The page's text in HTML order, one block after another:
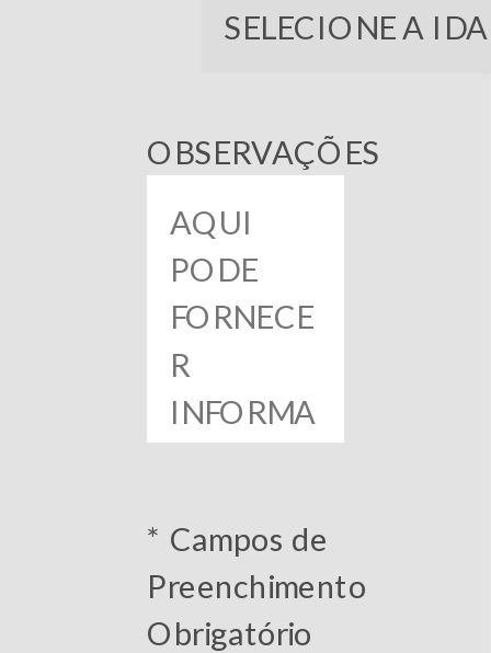
OBSERVAÇÕES
* Campos de
Preenchimento
Obrigatório